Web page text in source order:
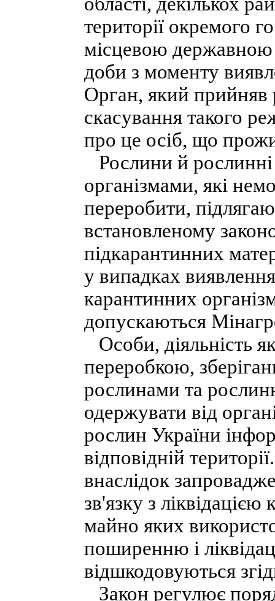
території окремого
місцевою державною
доби з моменту
Орган, який прийняв
скасування такого
про це осіб, що
Рослини й
організмами, які
переробити,
встановленому
підкарантинних
у випадках виявлення,
карантинних
допускаються
Особи, діяльність
переробкою,
рослинами та
одержувати від
рослин України
відповідній
внаслідок
зв'язку з
майно яких
поширенню і
відшкодовуються
Закон регулює